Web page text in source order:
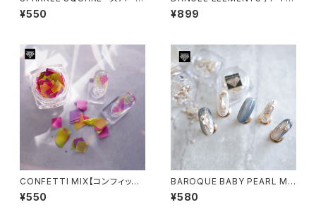
ルスクエア-
¥550
PE【ダングルエレメンツ / F】
¥899
CONFETTI MIX【コンフィッテ
ィーミックス】
¥550
BAROQUE BABY PEARL MI
X-バロックベビーパール-
¥580